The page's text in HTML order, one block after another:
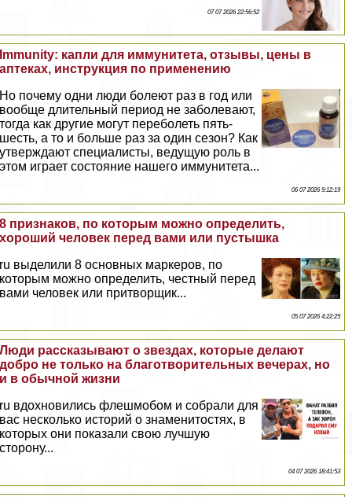
07 07 2026 22:56:52
Immunity: капли для иммунитета, отзывы, цены в
аптеках, инструкция по применению
Но почему одни люди болеют раз в год или
вообще длительный период не заболевают,
тогда как другие могут переболеть пять-
шесть, а то и больше раз за один сезон? Как
утверждают специалисты, ведущую роль в
этом играет состояние нашего иммунитета...
06 07 2026 9:12:19
8 признаков, по которым можно определить,
хороший человек перед вами или пустышка
ru выделили 8 основных маркеров, по
которым можно определить, честный перед
вами человек или притворщик...
05 07 2026 4:22:25
Люди рассказывают о звездах, которые делают
добро не только на благотворительных вечерах, но
и в обычной жизни
ru вдохновились флешмобом и собрали для
вас несколько историй о знаменитостях, в
которых они показали свою лучшую
сторону...
04 07 2026 18:41:53